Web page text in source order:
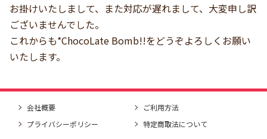
お掛けいたしまして、また対応が遅れまして、大変申し訳
ございませんでした。
これからも*ChocoLate Bomb!!をどうぞよろしくお願い
いたします。
会社概要
ご利用方法
プライバシーポリシー
特定商取法について